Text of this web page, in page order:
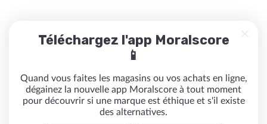
Téléchargez l'app Moralscore
📱
Quand vous faites les magasins ou vos achats en ligne,
dégainez la nouvelle app Moralscore à tout moment
pour découvrir si une marque est éthique et s'il existe
des alternatives.